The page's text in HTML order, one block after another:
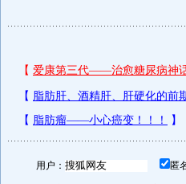
用户： 匿